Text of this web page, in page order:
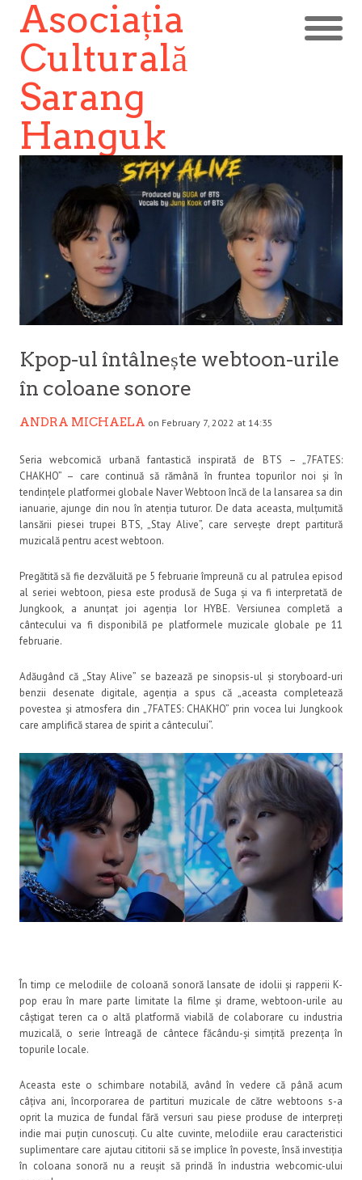
Asociația
Culturală
Sarang
Hanguk
Kpop-ul întâlnește webtoon-urile
în coloane sonore
ANDRA MICHAELA on February 7, 2022 at 14:35
Seria webcomică urbană fantastică inspirată de BTS – „7FATES:
CHAKHO” – care continuă să rămână în fruntea topurilor noi și în
tendințele platformei globale Naver Webtoon încă de la lansarea sa din
ianuarie, ajunge din nou în atenția tuturor. De data aceasta, mulțumită
lansării piesei trupei BTS, „Stay Alive”, care servește drept partitură
muzicală pentru acest webtoon.
Pregătită să fie dezvăluită pe 5 februarie împreună cu al patrulea episod
al seriei webtoon, piesa este produsă de Suga și va fi interpretată de
Jungkook, a anunțat joi agenția lor HYBE. Versiunea completă a
cântecului va fi disponibilă pe platformele muzicale globale pe 11
februarie.
Adăugând că „Stay Alive” se bazează pe sinopsis-ul și storyboard-uri
benzii desenate digitale, agenția a spus că „aceasta completează
povestea și atmosfera din „7FATES: CHAKHO” prin vocea lui Jungkook
care amplifică starea de spirit a cântecului”.
În timp ce melodiile de coloană sonoră lansate de idolii și rapperii K-
pop erau în mare parte limitate la filme și drame, webtoon-urile au
câștigat teren ca o altă platformă viabilă de colaborare cu industria
muzicală, o serie întreagă de cântece făcându-și simțită prezența în
topurile locale.
Aceasta este o schimbare notabilă, având în vedere că până acum
câțiva ani, încorporarea de partituri muzicale de către webtoons s-a
oprit la muzica de fundal fără versuri sau piese produse de interpreți
indie mai puțin cunoscuți. Cu alte cuvinte, melodiile erau caracteristici
suplimentare care ajutau cititorii să se implice în poveste, însă investiția
în coloana sonoră nu a reușit să prindă în industria webcomic-ului